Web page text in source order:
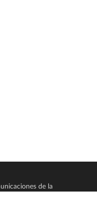
de la